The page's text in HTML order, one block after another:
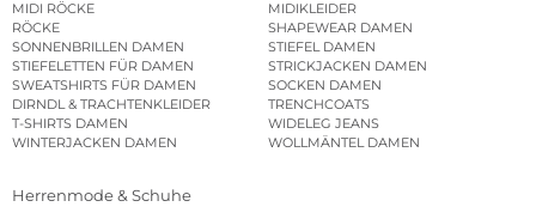
MIDI RÖCKE
MIDIKLEIDER
RÖCKE
SHAPEWEAR DAMEN
SONNENBRILLEN DAMEN
STIEFEL DAMEN
STIEFELETTEN FÜR DAMEN
STRICKJACKEN DAMEN
SWEATSHIRTS FÜR DAMEN
SOCKEN DAMEN
DIRNDL & TRACHTENKLEIDER
TRENCHCOATS
T-SHIRTS DAMEN
WIDELEG JEANS
WINTERJACKEN DAMEN
WOLLMÄNTEL DAMEN
Herrenmode & Schuhe